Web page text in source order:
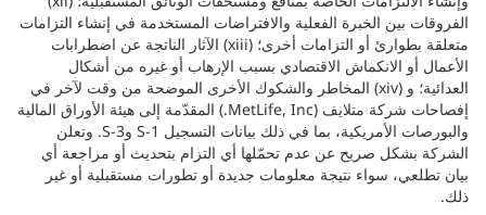
الفروقات بين الخبرة الفعلية والافتراضات المستخدمة في إنشاء التزامات
متعلقة بطوارئ أو التزامات أخرى؛ (xiii) الآثار الناتجة عن اضطرابات
الأعمال أو الانكماش الاقتصادي بسبب الإرهاب أو غيره من أشكال
العدائية؛ و (xiv) المخاطر والشكوك الأخرى الموضحة من وقت لآخر في
إفصاحات شركة متلايف (MetLife, Inc.) المقدّمة إلى هيئة الأوراق المالية
والبورصات الأمريكية، بما في ذلك بيانات التسجيل S-1 وS-3. وتعلن
الشركة بشكل صريح عن عدم تحمّلها أي التزام بتحديث أو مراجعة أي
بيان تطلعي، سواء نتيجة معلومات جديدة أو تطورات مستقبلية أو غير
ذلك.